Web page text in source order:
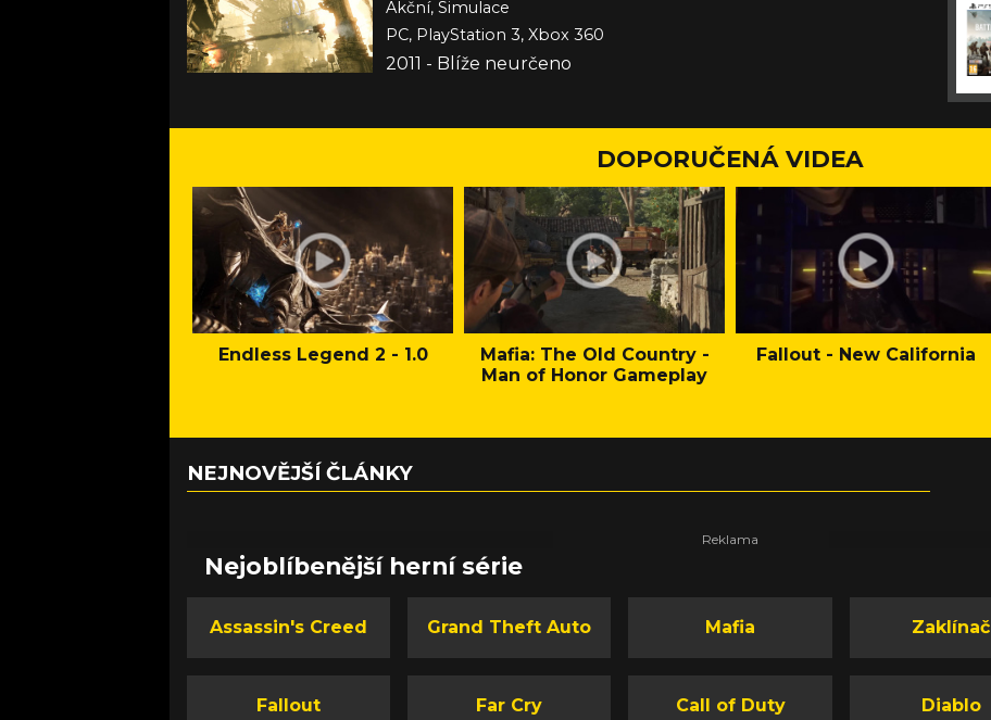
Akční, Simulace
PC, PlayStation 3, Xbox 360
2011 - Blíže neurčeno
DOPORUČENÁ VIDEA
Endless Legend 2 - 1.0
Mafia: The Old Country -
Man of Honor Gameplay
Fallout - New California
NEJNOVĚJŠÍ ČLÁNKY
Nejoblíbenější herní série
Assassin's Creed Grand Theft Auto Mafia Zaklínač
Fallout Far Cry Call of Duty Diablo